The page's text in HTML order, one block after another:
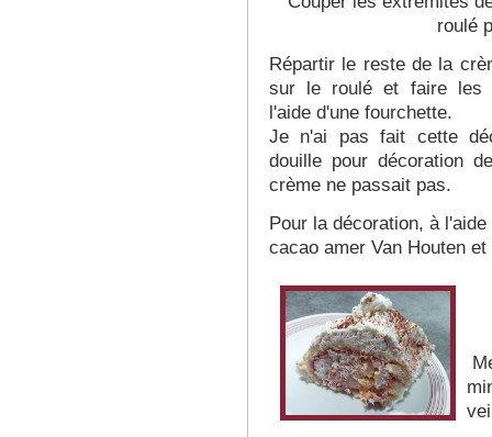
roulé
Répartir le reste de la
sur le roulé et faire les
l'aide d'une fourchette.
Je n'ai pas fait cette
douille pour décoration
crème ne passait pas.
Pour la décoration, à
cacao amer Van Houten